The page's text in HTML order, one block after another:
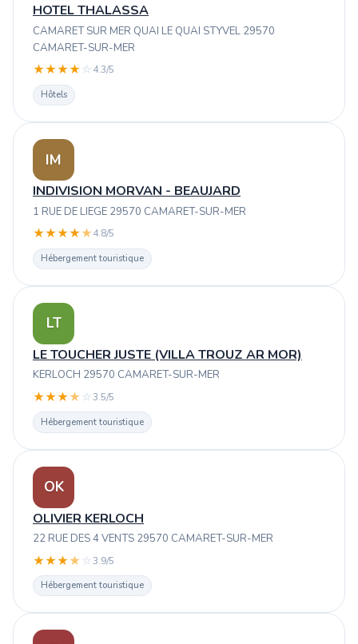
HOTEL THALASSA
CAMARET SUR MER QUAI LE QUAI STYVEL 29570
CAMARET-SUR-MER
★★★★ ☆ 4.3/5
Hôtels
IM
INDIVISION MORVAN - BEAUJARD
1 RUE DE LIEGE 29570 CAMARET-SUR-MER
★★★★★4.8/5
Hébergement touristique
LT
LE TOUCHER JUSTE (VILLA TROUZ AR MOR)
KERLOCH 29570 CAMARET-SUR-MER
★★★★ ☆3.5/5
Hébergement touristique
OK
OLIVIER KERLOCH
22 RUE DES 4 VENTS 29570 CAMARET-SUR-MER
★★★★ ☆3.9/5
Hébergement touristique